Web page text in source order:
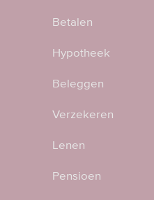
Betalen
Hypotheek
Beleggen
Verzekeren
Lenen
Pensioen